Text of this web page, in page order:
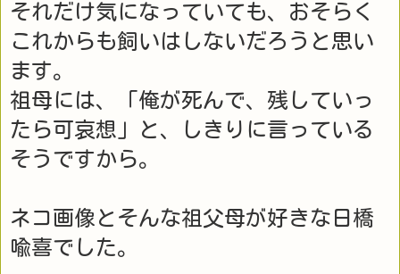
それだけ気になっていても、おそらく
これからも飼いはしないだろうと思い
ます。
祖母には、「俺が死んで、残していっ
たら可哀想」と、しきりに言っている
そうですから。
ネコ画像とそんな祖父母が好きな日橋
喩喜でした。